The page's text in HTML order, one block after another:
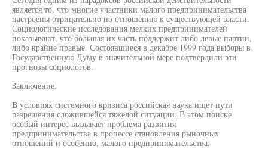
является то, что многие участники малого предпринимательства
настроены отрицательно по отношению к существующей власти.
Социологические исследования мелких предпринимателей
показывают, что большая их часть поддержит либо левые партии,
либо крайне правые. Состоявшиеся в декабре 1999 года выборы в
Государственную Думу в значительной мере подтвердили эти
прогнозы социологов.
Заключение.
В условиях системного кризиса российская наука ищет пути
разрешения сложившейся тяжелой ситуации. В этом поиске
особый интерес вызывает проблема развития
предпринимательства в процессе становления рыночных
отношений и особенно, малого предпринимательства.